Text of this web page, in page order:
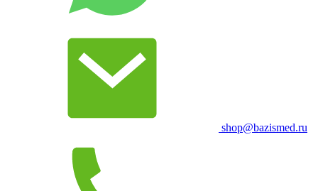
shop@bazismed.ru